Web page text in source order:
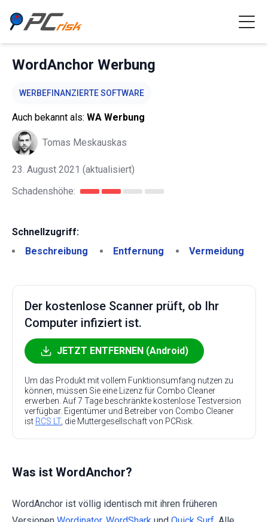
WordAnchor Werbung
WERBEFINANZIERTE SOFTWARE
Auch bekannt als: WA Werbung
Tomas Meskauskas
23. August 2021 (aktualisiert)
Schadenshöhe:
Schnellzugriff:
Beschreibung
Entfernung Vermeidung
Der kostenlose Scanner prüft, ob Ihr
Computer infiziert ist.
JETZT ENTFERNEN (Android)
Um das Produkt mit vollem Funktionsumfang nutzen zu
können, müssen Sie eine Lizenz für Combo Cleaner
erwerben. Auf 7 Tage beschränkte kostenlose Testversion
verfügbar. Eigentümer und Betreiber von Combo Cleaner
ist RCS LT, die Muttergesellschaft von PCRisk.
Was ist WordAnchor?
WordAnchor ist völlig identisch mit ihren früheren